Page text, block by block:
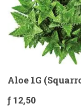
Aloe 1G
ƒ 12,50